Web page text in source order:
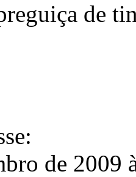
de
de 2009